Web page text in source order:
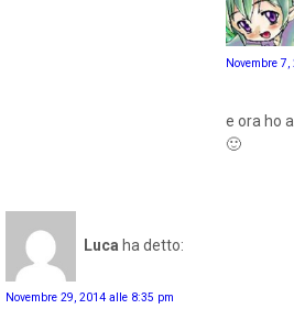
Novembre
e ora ho
🙂
Luca ha detto:
Novembre 29, 2014 alle 8:35 pm